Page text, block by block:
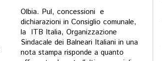
Olbia. Pul, concessioni e
dichiarazioni in Consiglio comunale,
la ITB Italia, Organizzazione
Sindacale dei Balneari Italiani in una
nota stampa risponde a quanto